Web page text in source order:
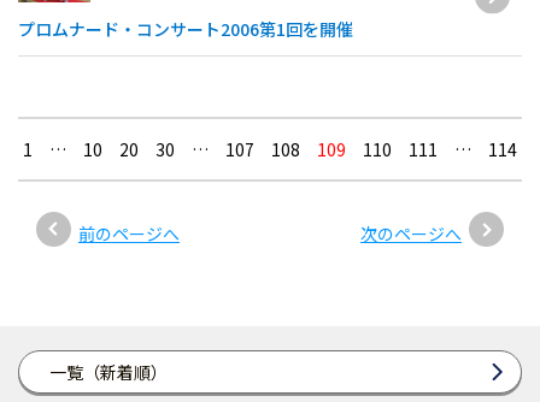
一覧（新着順）
プロムナード・コンサート2006第1回を開催
1
前のページへ
… 10 20 30 … 107 108 109 110 111 …
次のページへ
114